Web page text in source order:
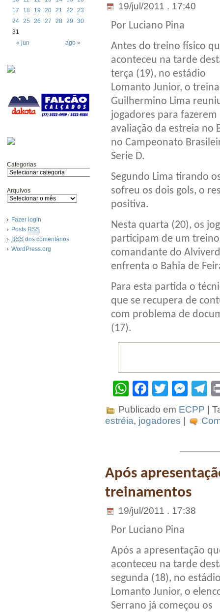
« jun ago »
17
18 19 20 21 22
23
24 25 26 27 28 29
30
31
Categorias
Arquivos
Fazer login
Posts RSS
RSS dos comentários
WordPress.org
19/jul/2011 . 17:40
Por Luciano Pina
Antes do treino físico
aconteceu na tarde
terça (19), no estádio
Lomanto Junior, o
Guilhermino Lima
jogadores para fazerem
avaliação da estreia no
no Campeonato
Serie D.
Segundo Lima tirando
sofreu os dois gols, o
positiva.
Nesta quarta (20), os
participam de um
comandante do
enfrenta o Bahia de
Para esta partida o
que se recupera de
com problema de
(17).
WhatsApp
Facebook
Twitter
Publicado em ECPP |
estréia, jogadores
Após
treinamentos
19/jul/2011 . 17:38
Por Luciano Pina
Após a apresentação
aconteceu na tarde
segunda (18), no
Lomanto Junior, o
Serrano já começou os